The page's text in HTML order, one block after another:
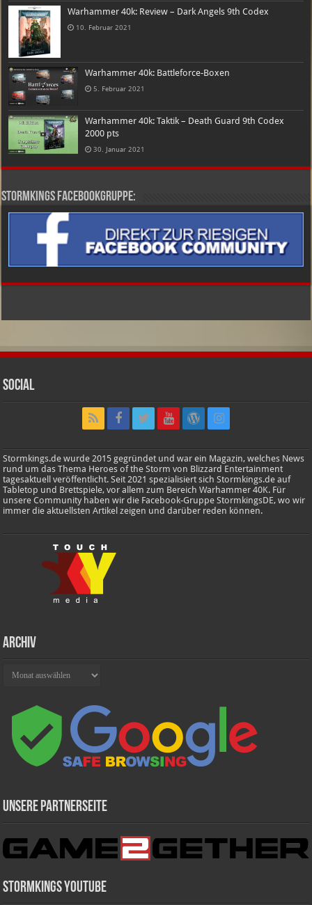
Warhammer 40k: Review – Dark Angels 9th Codex
10. Februar 2021
Warhammer 40k: Battleforce-Boxen
5. Februar 2021
Warhammer 40k: Taktik – Death Guard 9th Codex
2000 pts
30. Januar 2021
Stormkings Facebookgruppe:
Social
Stormkings.de wurde 2015 gegründet und war ein Magazin, welches News
rund um das Thema Heroes of the Storm von Blizzard Entertainment
tagesaktuell veröffentlicht. Seit 2021 spezialisiert sich Stormkings.de auf
Tabletop und Brettspiele, vor allem zum Bereich Warhammer 40K. Für
unsere Community haben wir die Facebook-Gruppe StormkingsDE, wo wir
immer die aktuellsten Artikel zeigen und darüber reden können.
Archiv
Unsere Partnerseite
Stormkings Youtube